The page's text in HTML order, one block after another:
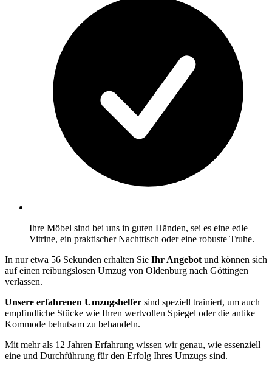
Ihre Möbel sind bei uns in guten Händen, sei es eine edle
Vitrine, ein praktischer Nachttisch oder eine robuste Truhe.
In nur etwa 56 Sekunden erhalten Sie Ihr Angebot und können sich
auf einen reibungslosen Umzug von Oldenburg nach Göttingen
verlassen.
Unsere erfahrenen Umzugshelfer sind speziell trainiert, um auch
empfindliche Stücke wie Ihren wertvollen Spiegel oder die antike
Kommode behutsam zu behandeln.
Mit mehr als 12 Jahren Erfahrung wissen wir genau, wie essenziell
eine und Durchführung für den Erfolg Ihres Umzugs sind.